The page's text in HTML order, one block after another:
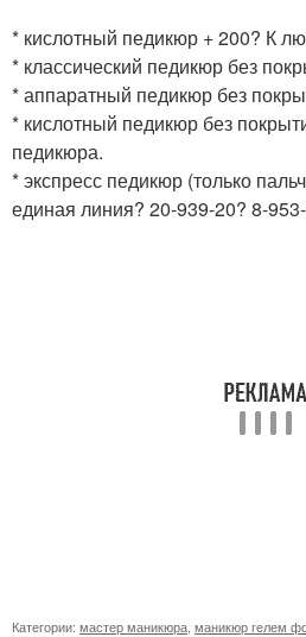
* кислотный педикюр + 200? К
* классический педикюр без
* аппаратный педикюр без
* кислотный педикюр без
педикюра.
* экспресс педикюр (только
единая линия? 20-939-20? 8-
Категории: мастер маникюра маникюр гелем